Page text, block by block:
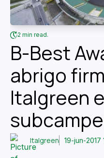
2 min read.
B-Best
abrigo
Italgreen
Italgreen 19-jun-2017